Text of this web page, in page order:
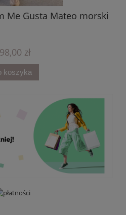
Me Gusta Mateo morski
zł
koszyka